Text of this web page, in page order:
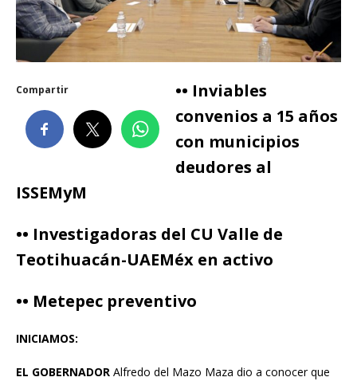
Compartir
•• Inviables
convenios a 15 años
con municipios
deudores al
ISSEMyM
•• Investigadoras del CU Valle de
Teotihuacán-UAEMéx en activo
•• Metepec preventivo
INICIAMOS:
EL GOBERNADOR Alfredo del Mazo Maza dio a conocer que